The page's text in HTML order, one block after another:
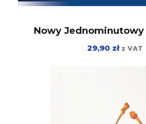
Nowy Jednominutowy
29,90 zł z VAT